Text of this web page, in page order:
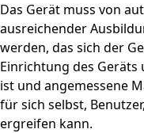
Das Gerät muss von
ausreichender
werden, das sich der
Einrichtung des
ist und angemessene
für sich selbst,
ergreifen kann.